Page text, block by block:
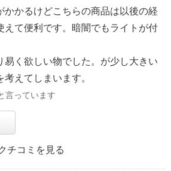
かかるけどこちらの商品は以後の経
えて便利です。暗闇でもライトが付
易く欲しい物でした。が少し大きい
えてしまいます。
言っています
チコミを見る